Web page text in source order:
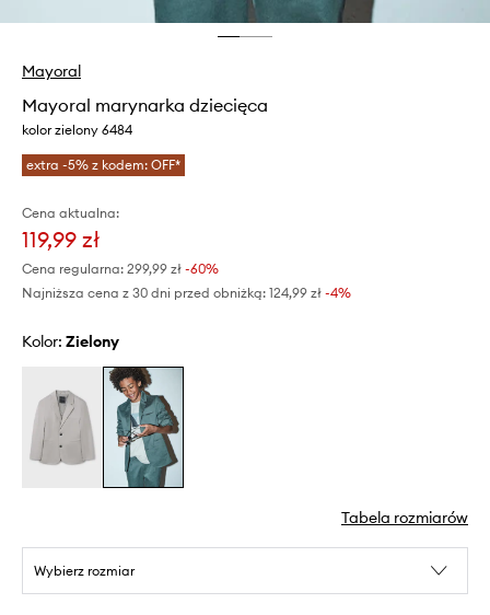
Mayoral
Mayoral marynarka dziecięca
kolor zielony 6484
extra -5% z kodem: OFF*
Cena aktualna:
119,99 zł
Cena regularna: 299,99 zł -60%
Najniższa cena z 30 dni przed obniżką: 124,99 zł -4%
Kolor: zielony
Tabela rozmiarów
Wybierz rozmiar